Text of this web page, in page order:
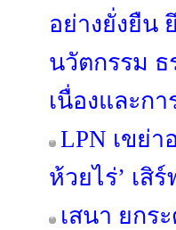
อย่างยั่งยืน
นวัตกรรม
เนื่องและก
LPN เขย่า
ห้วยไร่’ เสิ
เสนา ยกร